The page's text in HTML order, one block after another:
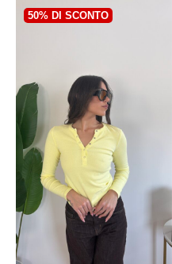
50% DI SCONTO